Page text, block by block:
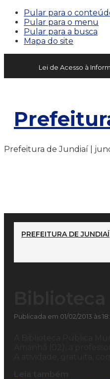
Pular para o
Pular para o menu
Pular para a busca
Mapa do site
Lei de Acesso à
Prefeitura de Jundiaí |
PREFEITURA DE JUNDIAÍ
Publicada em 01/02/2013 às